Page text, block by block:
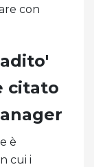
con
citato
è
cui i